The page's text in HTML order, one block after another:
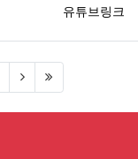
등록자
유튜브링크